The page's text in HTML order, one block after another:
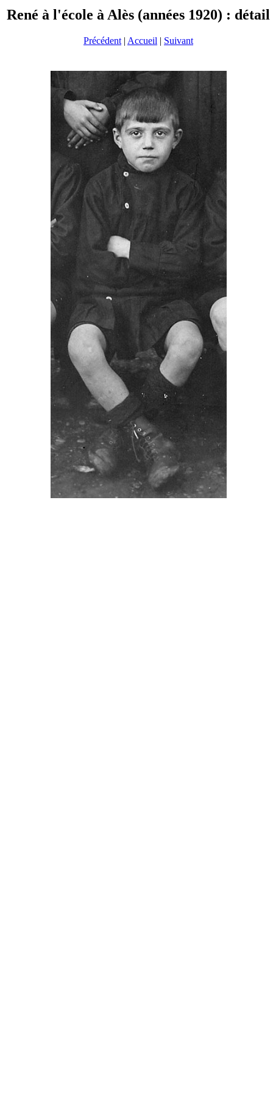
René à l'école à Alès (années 1920) : détail
Précédent | Accueil | Suivant